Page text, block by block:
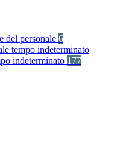
del personale 6
tempo indeterminato
indeterminato 177